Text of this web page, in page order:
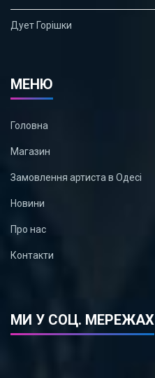
Дует Горішки
МЕНЮ
Головна
Магазин
Замовлення артиста в Одесі
Новини
Про нас
Контакти
МИ У СОЦ. МЕРЕЖАХ